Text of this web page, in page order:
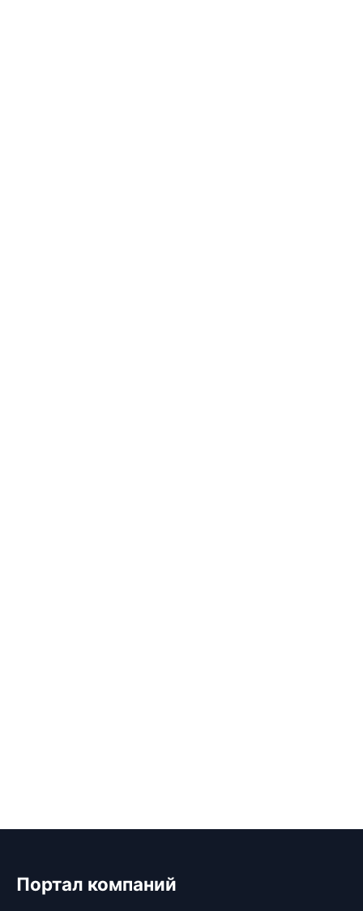
Портал компаний